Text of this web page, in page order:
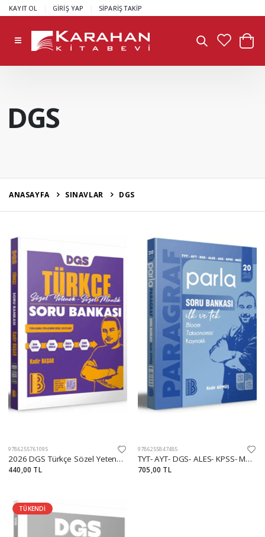
KAYIT OL GİRİŞ YAP SİPARİŞ TAKİP
DGS
ANASAYFA SINAVLAR DGS
9786255761095
2026 DGS Türkçe Sözel Yetenek - Sözel Mantık Soru Bankası
440,00 TL
9786255847485
TYT- AYT- DGS- ALES- KPSS- MSÜ Parla Paragraf Soru Bankası
705,00 TL
TÜKENDİ